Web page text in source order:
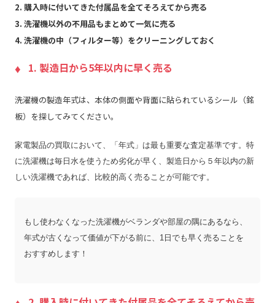
2. 購入時に付いてきた付属品を全てそろえてから売る
3. 洗濯機以外の不用品もまとめて一気に売る
4. 洗濯機の中（フィルター等）をクリーニングしておく
1. 製造日から5年以内に早く売る
洗濯機の製造年式は、本体の側面や背面に貼られているシール（銘
板）を探してみてください。
家電製品の買取において、「年式」は最も重要な査定基準です。特
に洗濯機は毎日水を使うため劣化が早く、製造日から５年以内の新
しい洗濯機であれば、比較的高く売ることが可能です。
もし使わなくなった洗濯機がベランダや部屋の隅にあるなら、
年式が古くなって価値が下がる前に、1日でも早く売ることを
おすすめします！